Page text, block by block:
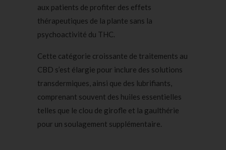
aux patients de profiter des effets
thérapeutiques de la plante sans la
psychoactivité du THC.
Cette catégorie croissante de traitements au
CBD s’est élargie pour inclure des solutions
transdermiques, ainsi que des lubrifiants,
comprenant souvent des huiles essentielles
telles que le clou de girofle et la gaulthérie
pour un soulagement supplémentaire.